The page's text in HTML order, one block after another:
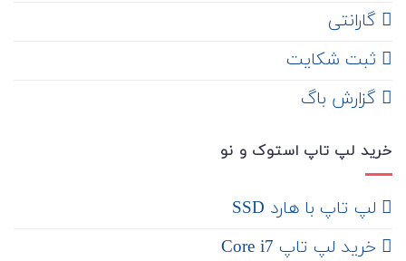
گارانتی
ثبت شکایت
‌ گزارش باگ
خرید لپ تاپ استوک و نو
لپ تاپ با هارد SSD
خرید لپ تاپ Core i7